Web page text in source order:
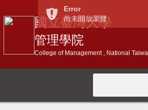
國立臺灣大學
管理學院
College of Management , National
Error
尚未開放瀏覽